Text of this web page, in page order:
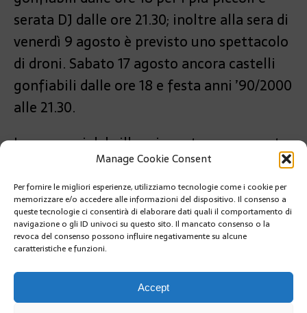
Manage Cookie Consent
Per fornire le migliori esperienze, utilizziamo tecnologie come i cookie per
memorizzare e/o accedere alle informazioni del dispositivo. Il consenso a
queste tecnologie ci consentirà di elaborare dati quali il comportamento di
navigazione o gli ID univoci su questo sito. Il mancato consenso o la
revoca del consenso possono influire negativamente su alcune
caratteristiche e funzioni.
Accept
serata DJ dalle ore 21.30; inoltre alla sera di
venerdì 9 agosto è previsto uno spettacolo
di droni. Sabato 17 agosto ancora castelli
gonfiabili dalle ore 18 e festa anni ’90/2000
alle 21.30.
I commerci del villaggio resteranno aperto
tutte le sere fino a mezzanotte.
PRÉCÉDENT
MONACO-LETTONIA: ACCORDO DI COOPERAZIONE
NELLA SANITÀ